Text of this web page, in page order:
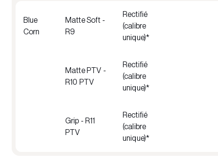
Blue
Corn
Matte Soft -
R9
Rectifié
(calibre
unique)*
Matte PTV -
R10 PTV
Rectifié
(calibre
unique)*
Grip - R11
PTV
Rectifié
(calibre
unique)*